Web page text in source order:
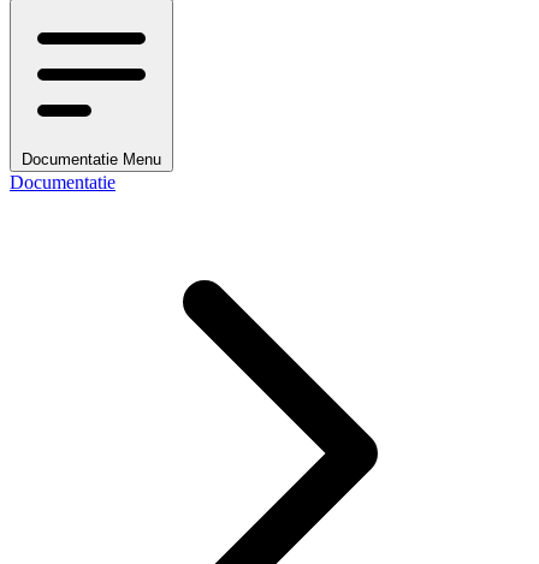
Documentatie Menu
Documentatie